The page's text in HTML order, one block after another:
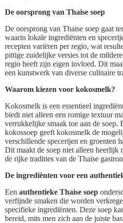
De oorsprong van Thaise soep
De oorsprong van Thaise soep gaat
waarin lokale ingrediënten en
recepten variëren per regio, wat
pittige zuidelijke versies tot de
regio heeft zijn eigen invloed. Dit
een kunstwerk van diverse culinaire
Waarom kiezen voor kokosmelk?
Kokosmelk is een essentieel
biedt niet alleen een romige textuur
verrukkelijke smaak toe aan de soep.
kokossoep geeft kokosmelk de
verschillende specerijen en groenten
Dit maakt de soep niet alleen heerlijk
de rijke tradities van de Thaise
De ingrediënten voor een
Een authentieke Thaise soep
verfijnde smaken die worden
specifieke ingrediënten. Deze soep
bereid, mits men zich aan de juiste